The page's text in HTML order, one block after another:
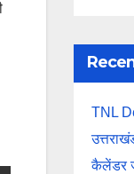
TNL
कैलेंडर